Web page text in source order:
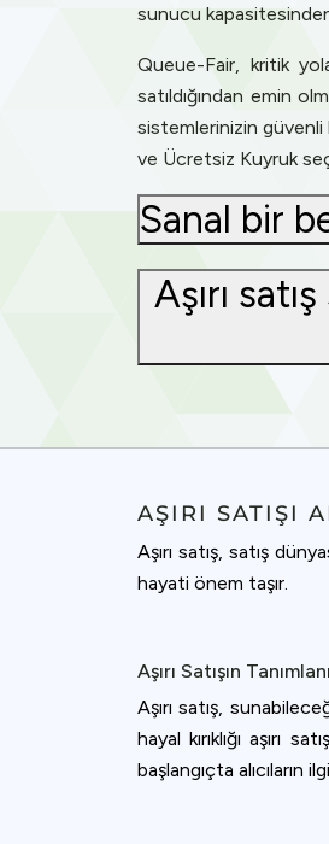
sunucu kapasitesinden
Queue-Fair, kritik
satıldığından emin
sistemlerinizin güvenli
ve Ücretsiz Kuyruk
Sanal bir
Aşırı
AŞIRI SATIŞI
Aşırı satış, satış
hayati önem taşır.
Aşırı Satışın
Aşırı satış,
hayal kırıklığı aşırı
başlangıçta alıcıların